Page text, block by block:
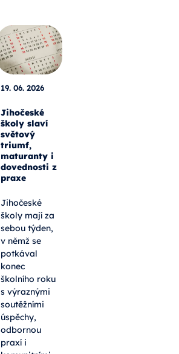
19. 06. 2026
Jihočeské
školy slaví
světový
triumf,
maturanty i
dovednosti z
praxe
Jihočeské
školy mají za
sebou týden,
v němž se
potkával
konec
školního roku
s výraznými
soutěžními
úspěchy,
odbornou
praxí i